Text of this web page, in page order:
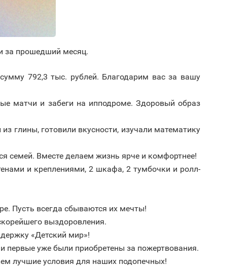
за прошедший месяц.
792,3 тыс. рублей. Благодарим вас за вашу
матчи и забеги на ипподроме. Здоровый образ
глины, готовили вкусности, изучали математику
Вместе делаем жизнь ярче и комфортнее!
и креплениями, 2 шкафа, 2 тумбочки и ролл-
Пусть всегда сбываются их мечты!
выздоровления.
«Детский мир»!
уже были приобретены за пожертвования.
лучшие условия для наших подопечных!